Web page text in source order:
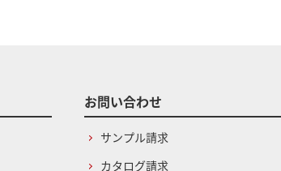
お問い合わせ
サンプル請求
カタログ請求